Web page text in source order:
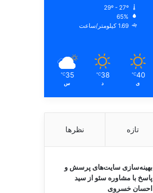
65%
1.69 کیلومتر/ساعت
40
℃
ی
38
℃
د
35
℃
س
تازه نظرها
بهینه‌سازی سایت‌های پرسش و
پاسخ با مشاوره سئو از سید
احسان خسروی